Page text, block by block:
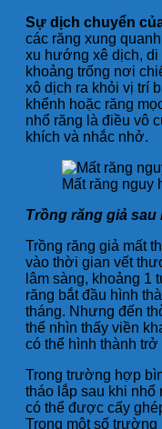
Sự dịch chuyển
các răng xung
xu hướng xê dịch, di
khoảng trống nơi
xô dịch ra khỏi vị trí
khểnh hoặc răng
nhổ răng là điều vô
khích và nhắc nhở.
Mất răng nguy
Trồng răng giả
Trồng răng giả mất
vào thời gian vết
lâm sàng, khoảng 1
răng bắt đầu hình
tháng. Nhưng đến
thể nhìn thấy viền
có thể hình thành trở
Trong trường hợp
tháo lắp sau khi nhổ
có thể được cấy
Trong một số